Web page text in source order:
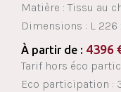
Matière : Tissu au
Dimensions : L
À partir de : 4396
Tarif hors éco
Eco participation :